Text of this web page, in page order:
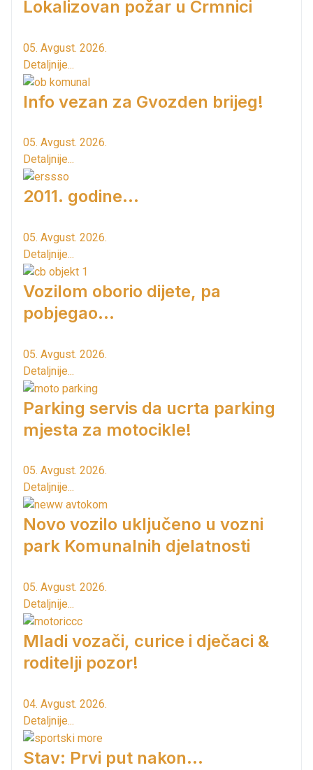
Lokalizovan požar u Crmnici
05. Avgust. 2026.
Detaljnije...
Info vezan za Gvozden brijeg!
05. Avgust. 2026.
Detaljnije...
2011. godine...
05. Avgust. 2026.
Detaljnije...
Vozilom oborio dijete, pa
pobjegao...
05. Avgust. 2026.
Detaljnije...
Parking servis da ucrta parking
mjesta za motocikle!
05. Avgust. 2026.
Detaljnije...
Novo vozilo uključeno u vozni
park Komunalnih djelatnosti
05. Avgust. 2026.
Detaljnije...
Mladi vozači, curice i dječaci &
roditelji pozor!
04. Avgust. 2026.
Detaljnije...
Stav: Prvi put nakon…